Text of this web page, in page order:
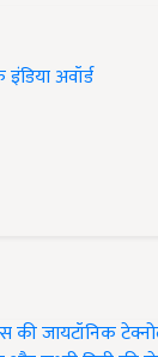
अवॉर्ड